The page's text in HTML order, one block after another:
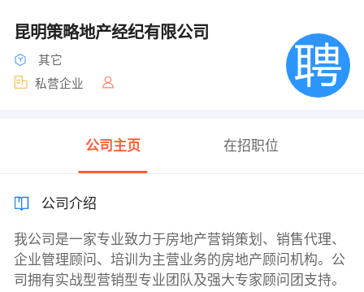
昆明策略地产经纪有限公司
其它
私营企业
公司主页 在招职位
公司介绍
我公司是一家专业致力于房地产营销策划、销售代理、
企业管理顾问、培训为主营业务的房地产顾问机构。公
司拥有实战型营销型专业团队及强大专家顾问团支持。